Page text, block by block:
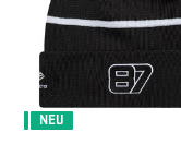
NEU